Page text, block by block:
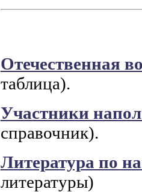
Отечественная
таблица).
Участники
справочник).
Литература по
литературы)